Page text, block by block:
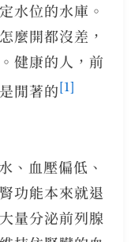
水位的水庫。
麼開都沒差，
健康的人，前
閒著的[1]
血壓偏低、
功能本來就退
量分泌前列腺